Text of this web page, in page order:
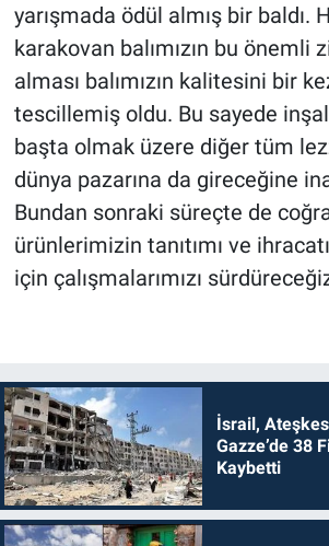
yarışmada ödül almış bir baldı.
karakovan balımızın bu önemli
alması balımızın kalitesini bir
tescillemiş oldu. Bu sayede
başta olmak üzere diğer tüm
dünya pazarına da gireceğine
Bundan sonraki süreçte de
ürünlerimizin tanıtımı ve
için çalışmalarımızı
İsrail,
Gazze’de 38
Kaybetti